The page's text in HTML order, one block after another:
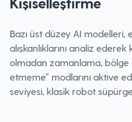
Bazı üst düzey AI modelleri,
alışkanlıklarını analiz ederek
olmadan zamanlama, bölge
etmeme” modlarını aktive
seviyesi, klasik robot